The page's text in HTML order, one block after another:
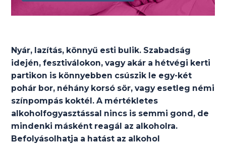
Nyár, lazítás, könnyű esti bulik. Szabadság
idején, fesztiválokon, vagy akár a hétvégi kerti
partikon is könnyebben csúszik le egy-két
pohár bor, néhány korsó sör, vagy esetleg némi
színpompás koktél. A mértékletes
alkoholfogyasztással nincs is semmi gond, de
mindenki másként reagál az alkoholra.
Befolyásolhatja a hatást az alkohol